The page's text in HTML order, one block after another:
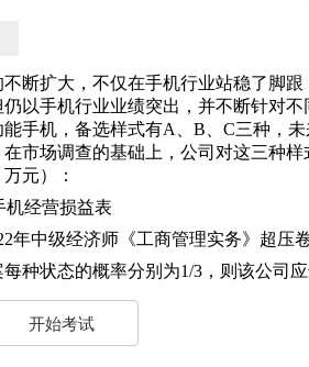
断扩大，不仅在手机行业站稳了脚
以手机行业业绩突出，并不断针对
手机，备选样式有A、B、C三种，
市场调查的基础上，公司对这三种
元）：
机经营损益表
种状态的概率分别为1/3，则该公司应
开始考试